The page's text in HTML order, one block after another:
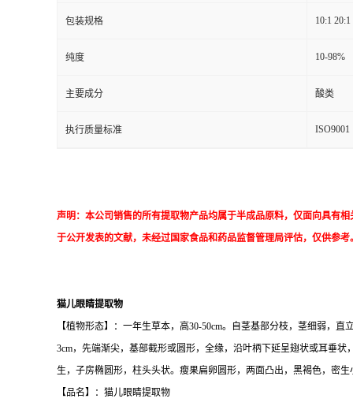
包装规格 10:1 20:1
纯度 10-98%
主要成分 酸类
执行质量标准 ISO9001
声明：本公司销售的所有提取物产品均属于半成品原料，仅面向具有
于公开发表的文献，未经过国家食品和药品监督管理局评估，仅供参考
猫儿眼睛提取物
【植物形态】：一年生草本，高30-50cm。自茎基部分枝，茎细弱，
3cm，先端渐尖，基部截形或圆形，全缘，沿叶柄下延呈翅状或耳垂
生，子房椭圆形，柱头头状。瘦果扁卵圆形，两面凸出，黑褐色，密
【品名】：猫儿眼睛提取物